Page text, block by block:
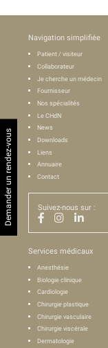
Navigation simplifiée
Patient / visiteur
Collaborateur
Je cherche un médecin
Fournisseur
Nos spécialités
Le CHdN
News
Downloads
Liens
Annuaire
Contact
Suivez-nous sur :
Services médicaux
Anesthésie
Biologie clinique
Cardiologie
Chirurgie plastique
Chirurgie vasculaire
Chirurgie viscérale
Dermatologie
Demander un rendez-vous